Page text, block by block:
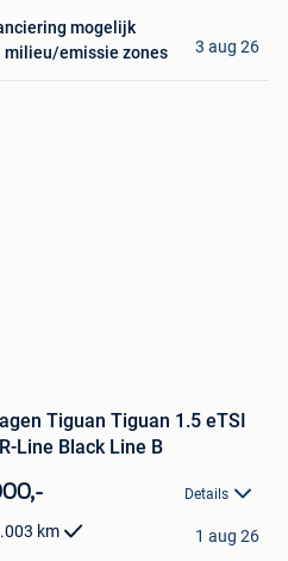
mogelijk
milieu/emissie zones
3 aug 26
Tiguan Tiguan 1.5 eTSI
Line Black Line B
Details
km 1 aug 26